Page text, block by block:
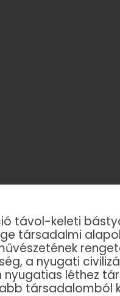
távol-keleti
társadalmi
a nyugati
nyugatias léthez
társadalomból